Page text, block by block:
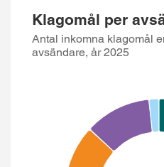
Klagomål per avsändare
Pie chart with 5 slices.
Antal inkomna klagomål
Klagomål per
Antal inkomna klagomål
avsändare, år 2025